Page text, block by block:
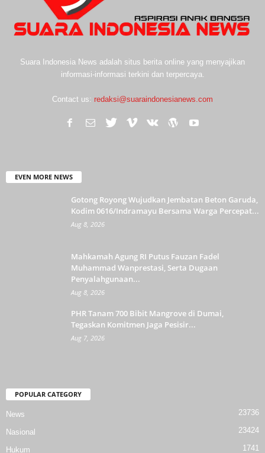
Suara Indonesia News adalah situs berita online yang menyajikan
informasi-informasi terkini dan terpercaya.
Contact us: redaksi@suaraindonesianews.com
EVEN MORE NEWS
Gotong Royong Wujudkan Jembatan Beton Garuda,
Kodim 0616/Indramayu Bersama Warga Percepat...
Aug 8, 2026
Mahkamah Agung RI Putus Fauzan Fadel
Muhammad Wanprestasi, Serta Dugaan
Penyalahgunaan...
Aug 8, 2026
PHR Tanam 700 Bibit Mangrove di Dumai,
Tegaskan Komitmen Jaga Pesisir...
Aug 7, 2026
POPULAR CATEGORY
News 23736
Nasional 23424
Hukum 1741